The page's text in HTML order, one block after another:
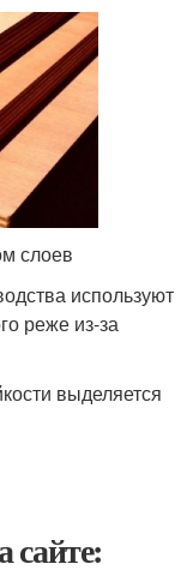
слоев
используют
реже из-за
выделяется
сайте: